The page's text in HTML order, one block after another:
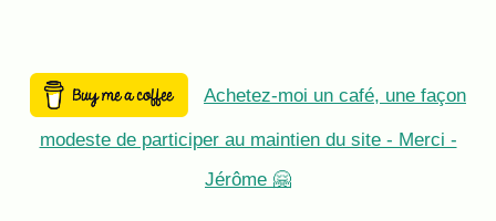
Achetez-moi un café, une façon
modeste de participer au maintien du site - Merci -
Jérôme 🤗